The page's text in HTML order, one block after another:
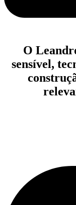
O
sensível,